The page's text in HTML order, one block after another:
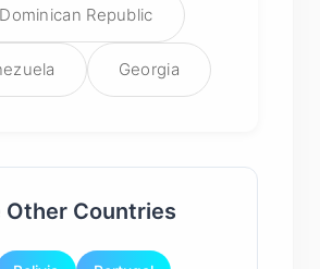
Dominican Republic
Georgia
Other Countries